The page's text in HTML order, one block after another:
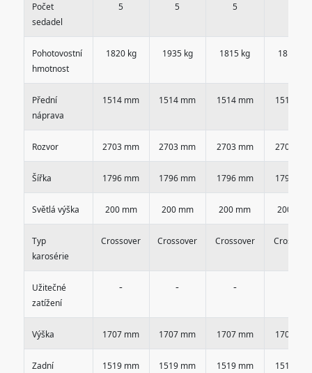
Počet
sedadel
5 5 5
Pohotovostní
hmotnost
1820 kg 1935 kg 1815 kg 1815 kg
Přední
náprava
1514 mm 1514 mm 1514 mm 1514 mm
Rozvor 2703 mm 2703 mm 2703 mm 2703 mm
Šířka 1796 mm 1796 mm 1796 mm 1796 mm
Světlá výška 200 mm 200 mm 200 mm 200 mm
Typ
karosérie
Crossover Crossover Crossover
Užitečné
zatížení
- - -
Výška 1707 mm 1707 mm 1707 mm 1707 mm
Zadní
1519 mm 1519 mm 1519 mm 1519 mm